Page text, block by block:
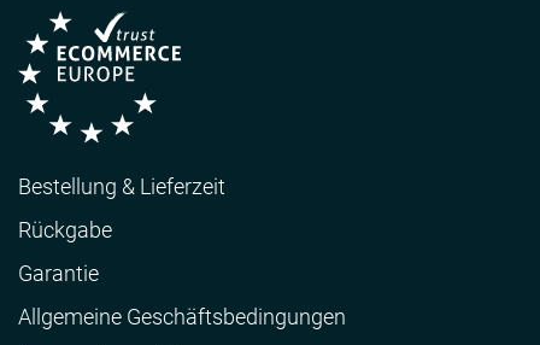
Bestellung & Lieferzeit
Rückgabe
Garantie
Allgemeine Geschäftsbedingungen